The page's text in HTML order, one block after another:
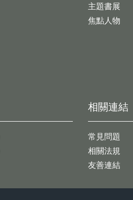
主題書展
焦點人物
相關連結
常見問題
相關法規
友善連結